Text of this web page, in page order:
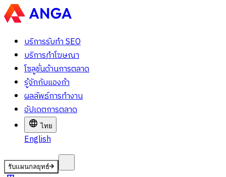
บริการรับทำ SEO
บริการทำโฆษณา
โซลูชั่นด้านการตลาด
รู้จักกับแองก้า
ผลลัพธ์การทำงาน
อัปเดตการตลาด
ไทย
English
รับแผนกลยุทธ์